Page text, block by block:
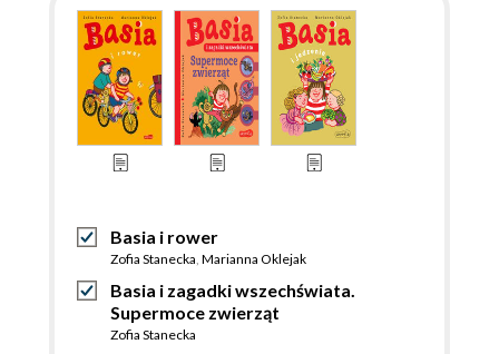
Basia i rower
Zofia Stanecka, Marianna Oklejak
Basia i zagadki wszechświata.
Supermoce zwierząt
Zofia Stanecka